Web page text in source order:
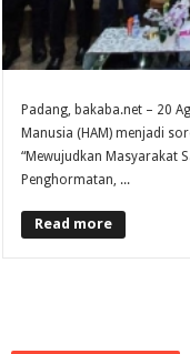
Padang, bakaba.net – 20
Manusia (HAM) menjadi
“Mewujudkan Masyarakat
Penghormatan, ...
Read more